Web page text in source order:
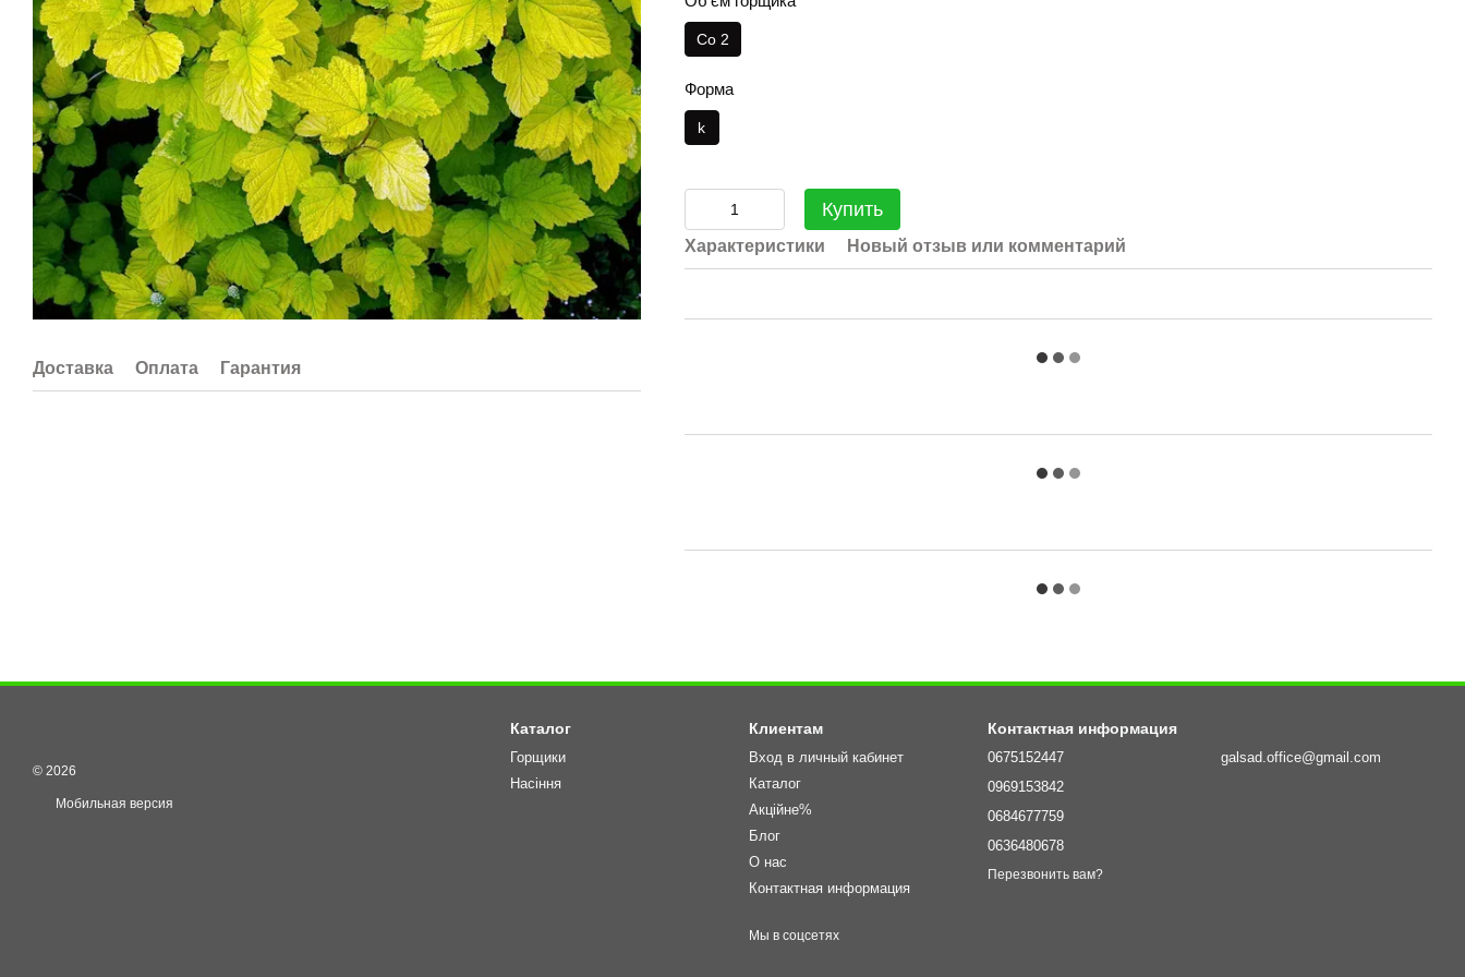
Доставка Оплата Гарантия
Co 2
Форма
k
Купить
Характеристики Новый отзыв или комментарий
© 2026
Мобильная версия
Каталог
Горщики
Насіння
Клиентам
Вход в личный кабинет
Каталог
Акційне%
Блог
О нас
Контактная информация
Мы в соцсетях
Контактная информация
0675152447
0969153842
0684677759
0636480678
Перезвонить вам?
galsad.office@gmail.com